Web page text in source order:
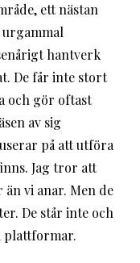
ett nästan
hantverk
De får inte stort
och gör oftast
av sig
på att utföra
Jag tror att
än vi anar. Men de
De står inte och
plattformar.